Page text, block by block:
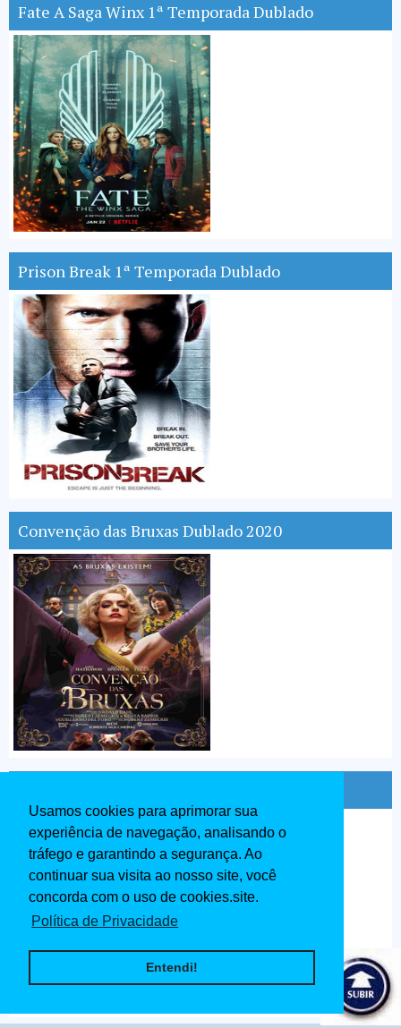
Usamos cookies para aprimorar sua
experiência de navegação, analisando o
tráfego e garantindo a segurança. Ao
continuar sua visita ao nosso site, você
concorda com o uso de cookies.site.
Política de Privacidade
Entendi!
Fate A Saga Winx 1ª Temporada Dublado
Prison Break 1ª Temporada Dublado
Convenção das Bruxas Dublado 2020